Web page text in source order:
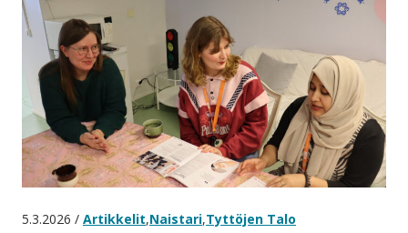
5.3.2026 / Artikkelit,Naistari,Tyttöjen Talo